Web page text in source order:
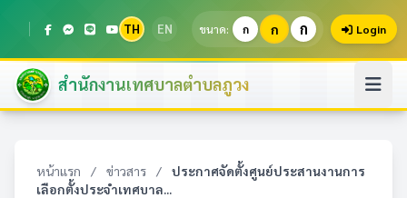
TH EN ขนาด: ก ก ก Login
สำนักงานเทศบาลตำบลภูวง
หน้าแรก / ข่าวสาร /
ประกาศจัดตั้งศูนย์ประสานงานการ
เลือกตั้งประจำเทศบาล...